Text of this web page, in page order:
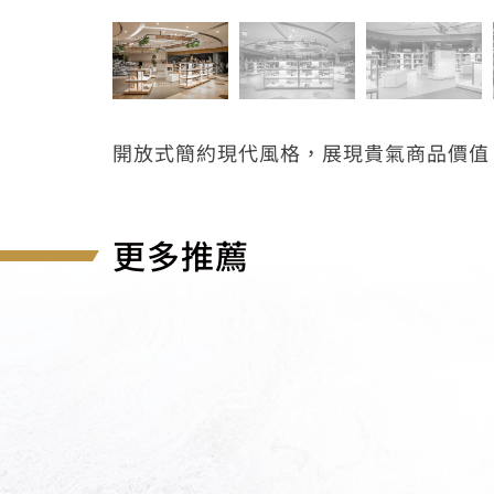
開放式簡約現代風格，展現貴氣商品價值
更多推薦